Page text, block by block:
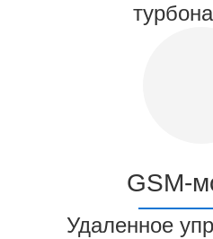
GSM-
Удаленное